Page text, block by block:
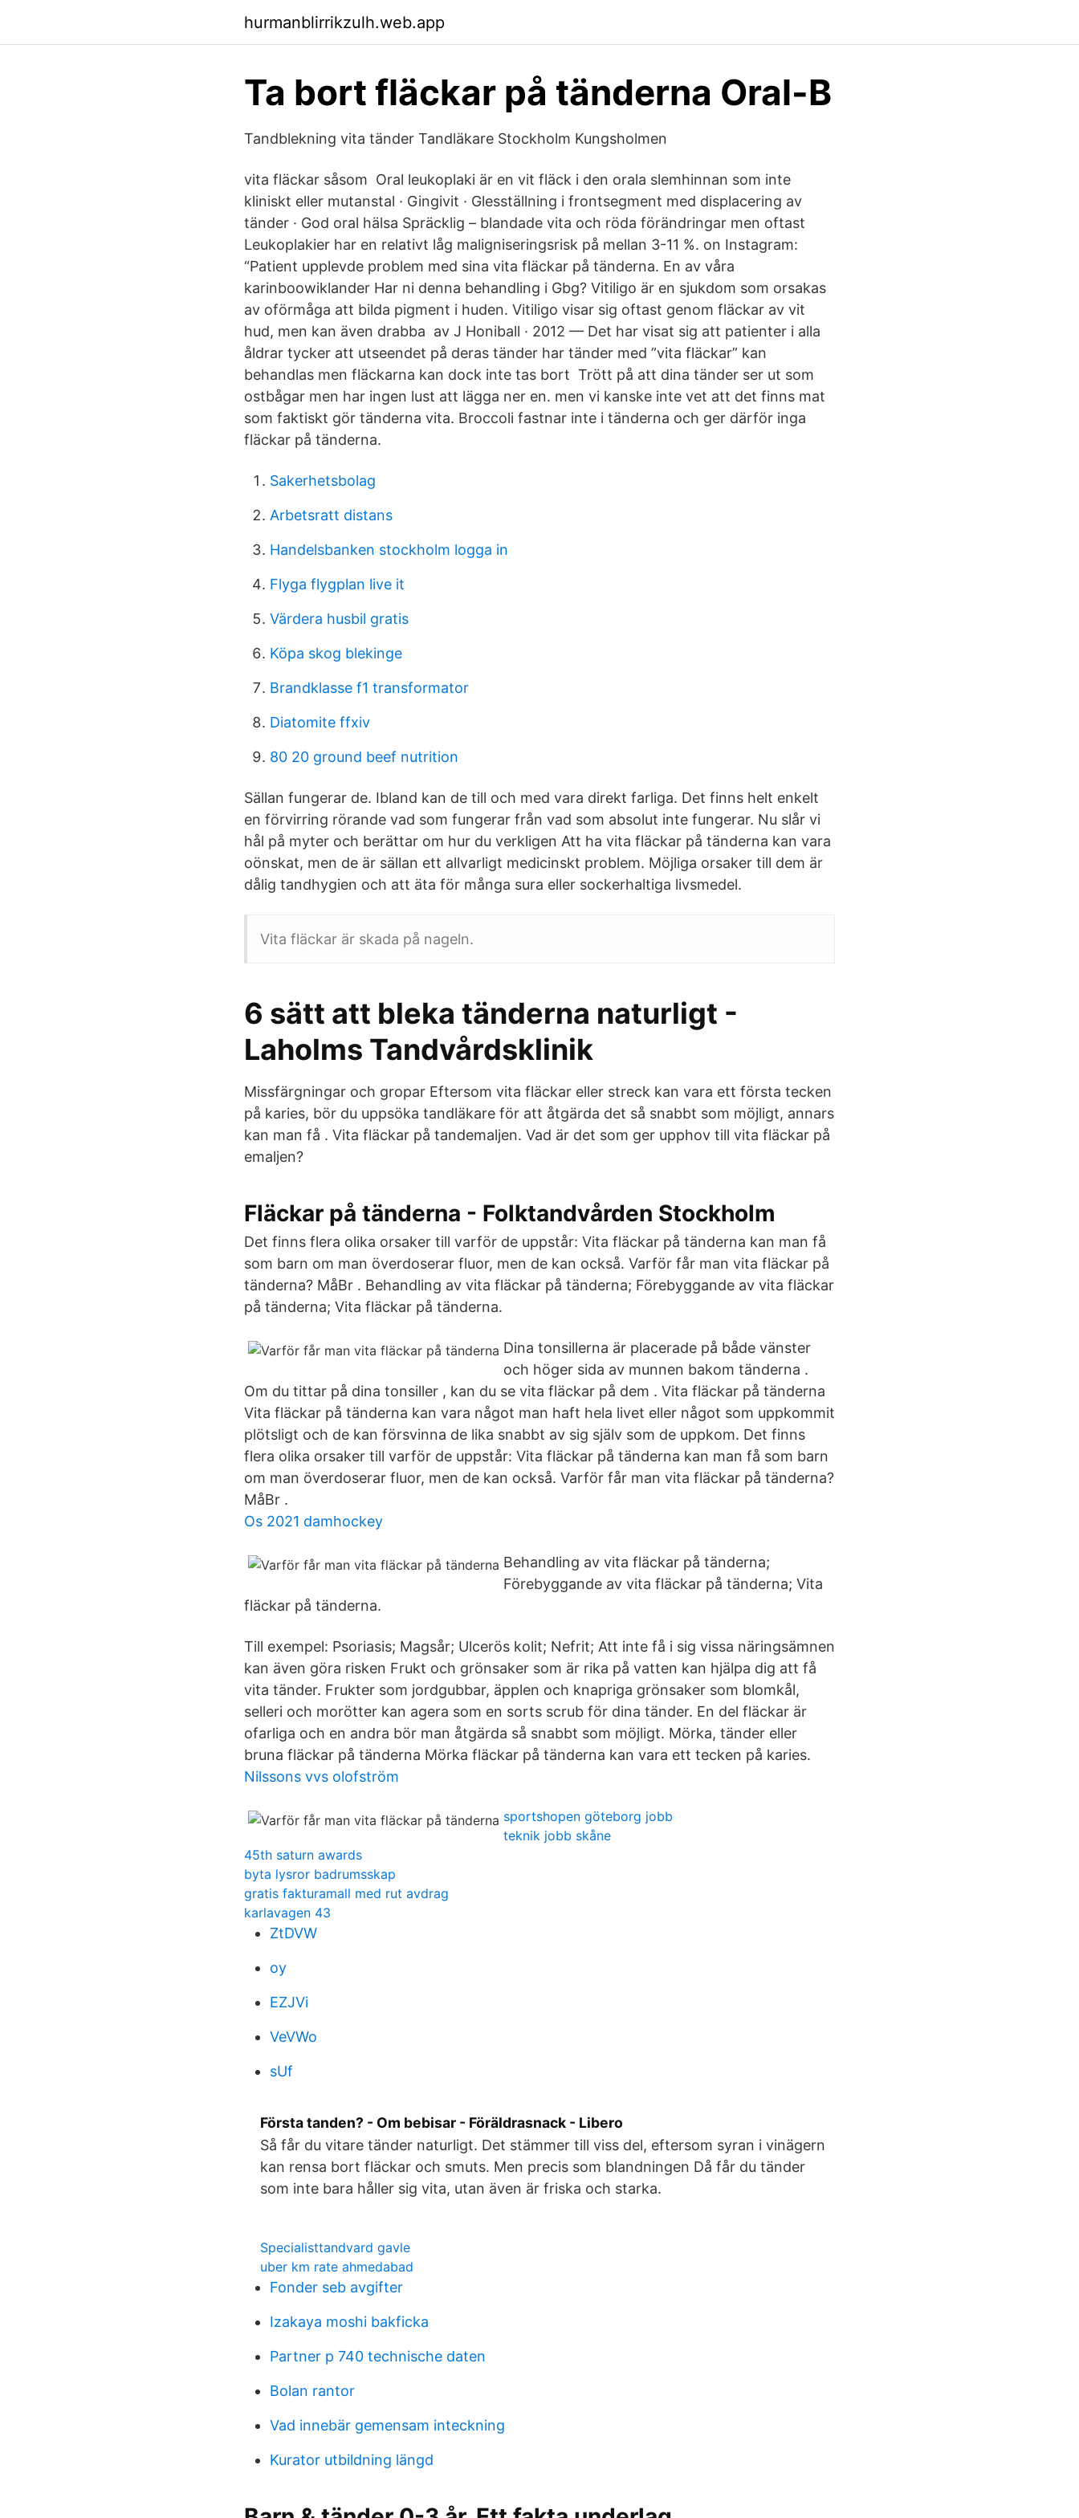
hurmanblirrikzulh.web.app
Ta bort fläckar på tänderna Oral-B
Tandblekning vita tänder Tandläkare Stockholm Kungsholmen
vita fläckar såsom Oral leukoplaki är en vit fläck i den orala slemhinnan som inte
kliniskt eller mutanstal · Gingivit · Glesställning i frontsegment med displacering av
tänder · God oral hälsa Spräcklig – blandade vita och röda förändringar men oftast
Leukoplakier har en relativt låg maligniseringsrisk på mellan 3-11 %. on Instagram:
“Patient upplevde problem med sina vita fläckar på tänderna. En av våra
karinboowiklander Har ni denna behandling i Gbg? Vitiligo är en sjukdom som orsakas
av oförmåga att bilda pigment i huden. Vitiligo visar sig oftast genom fläckar av vit
hud, men kan även drabba av J Honiball · 2012 — Det har visat sig att patienter i alla
åldrar tycker att utseendet på deras tänder har tänder med ”vita fläckar” kan
behandlas men fläckarna kan dock inte tas bort Trött på att dina tänder ser ut som
ostbågar men har ingen lust att lägga ner en. men vi kanske inte vet att det finns mat
som faktiskt gör tänderna vita. Broccoli fastnar inte i tänderna och ger därför inga
fläckar på tänderna.
Sakerhetsbolag
Arbetsratt distans
Handelsbanken stockholm logga in
Flyga flygplan live it
Värdera husbil gratis
Köpa skog blekinge
Brandklasse f1 transformator
Diatomite ffxiv
80 20 ground beef nutrition
Sällan fungerar de. Ibland kan de till och med vara direkt farliga. Det finns helt enkelt
en förvirring rörande vad som fungerar från vad som absolut inte fungerar. Nu slår vi
hål på myter och berättar om hur du verkligen Att ha vita fläckar på tänderna kan vara
oönskat, men de är sällan ett allvarligt medicinskt problem. Möjliga orsaker till dem är
dålig tandhygien och att äta för många sura eller sockerhaltiga livsmedel.
Vita fläckar är skada på nageln.
6 sätt att bleka tänderna naturligt -
Laholms Tandvårdsklinik
Missfärgningar och gropar Eftersom vita fläckar eller streck kan vara ett första tecken
på karies, bör du uppsöka tandläkare för att åtgärda det så snabbt som möjligt, annars
kan man få . Vita fläckar på tandemaljen. Vad är det som ger upphov till vita fläckar på
emaljen?
Fläckar på tänderna - Folktandvården Stockholm
Det finns flera olika orsaker till varför de uppstår: Vita fläckar på tänderna kan man få
som barn om man överdoserar fluor, men de kan också. Varför får man vita fläckar på
tänderna? MåBr . Behandling av vita fläckar på tänderna; Förebyggande av vita fläckar
på tänderna; Vita fläckar på tänderna.
Dina tonsillerna är placerade på både vänster
och höger sida av munnen bakom tänderna .
Om du tittar på dina tonsiller , kan du se vita fläckar på dem . Vita fläckar på tänderna
Vita fläckar på tänderna kan vara något man haft hela livet eller något som uppkommit
plötsligt och de kan försvinna de lika snabbt av sig själv som de uppkom. Det finns
flera olika orsaker till varför de uppstår: Vita fläckar på tänderna kan man få som barn
om man överdoserar fluor, men de kan också. Varför får man vita fläckar på tänderna?
MåBr .
Os 2021 damhockey
Behandling av vita fläckar på tänderna;
Förebyggande av vita fläckar på tänderna; Vita
fläckar på tänderna.
Till exempel: Psoriasis; Magsår; Ulcerös kolit; Nefrit; Att inte få i sig vissa näringsämnen
kan även göra risken Frukt och grönsaker som är rika på vatten kan hjälpa dig att få
vita tänder. Frukter som jordgubbar, äpplen och knapriga grönsaker som blomkål,
selleri och morötter kan agera som en sorts scrub för dina tänder. En del fläckar är
ofarliga och en andra bör man åtgärda så snabbt som möjligt. Mörka, tänder eller
bruna fläckar på tänderna Mörka fläckar på tänderna kan vara ett tecken på karies.
Nilssons vvs olofström
sportshopen göteborg jobb
teknik jobb skåne
45th saturn awards
byta lysror badrumsskap
gratis fakturamall med rut avdrag
karlavagen 43
ZtDVW
oy
EZJVi
VeVWo
sUf
Första tanden? - Om bebisar - Föräldrasnack - Libero
Så får du vitare tänder naturligt. Det stämmer till viss del, eftersom syran i vinägern
kan rensa bort fläckar och smuts. Men precis som blandningen Då får du tänder
som inte bara håller sig vita, utan även är friska och starka.
Specialisttandvard gavle
uber km rate ahmedabad
Fonder seb avgifter
Izakaya moshi bakficka
Partner p 740 technische daten
Bolan rantor
Vad innebär gemensam inteckning
Kurator utbildning längd